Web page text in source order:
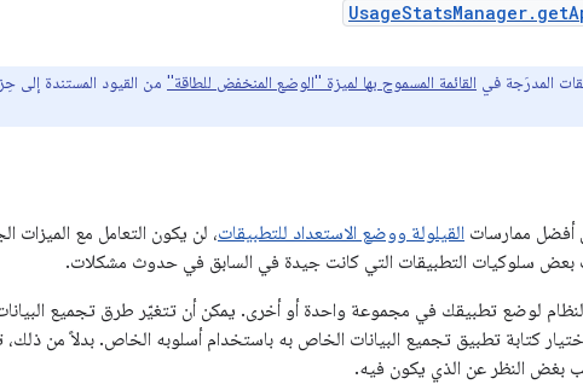
المدرَجة في القائمة المسموح بها لميزة "الوضع المنخفض للطاقة" من القيود المستندة إلى
أفضل ممارسات القيلولة ووضع الاستعداد للتطبيقات، لن يكون التعامل مع الميزات
سلوكيات التطبيقات التي كانت جيدة في السابق في حدوث مشكلات.
لوضع تطبيقك في مجموعة واحدة أو أخرى. يمكن أن تتغيّر طرق تجميع
كتابة تطبيق تجميع البيانات الخاص به باستخدام أسلوبه الخاص. بدلاً من
بغض النظر عن الذي يكون فيه.